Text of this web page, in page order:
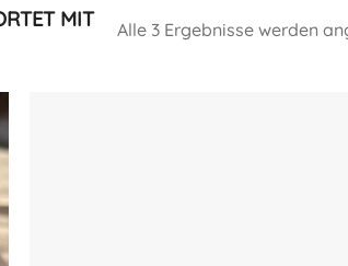
MIT
Alle 3 Ergebnisse werden